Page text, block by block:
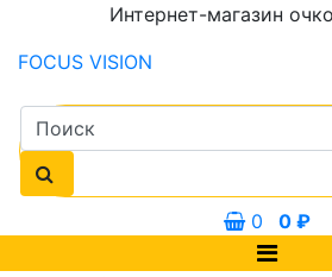
Интернет-магазин
FOCUS VISION
0 0 ₽